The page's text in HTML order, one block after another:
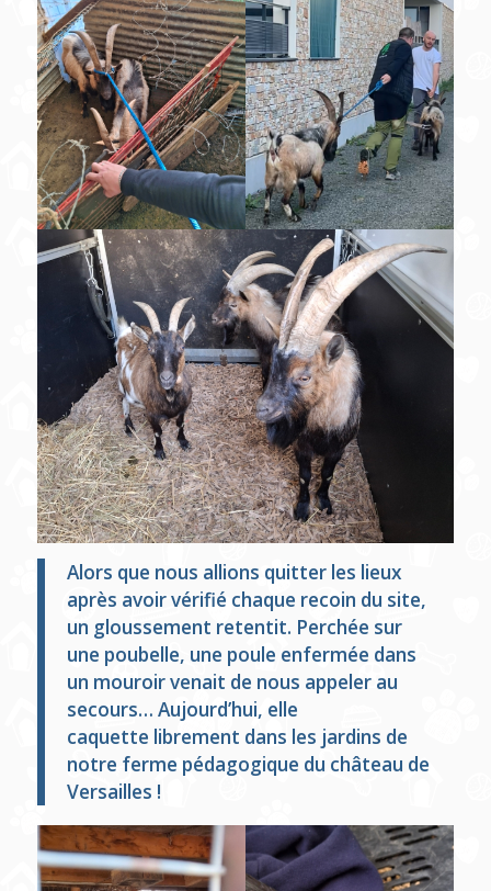
Alors que nous allions quitter les lieux
après avoir vérifié chaque recoin du site,
un gloussement retentit. Perchée sur
une poubelle, une poule enfermée dans
un mouroir venait de nous appeler au
secours… Aujourd’hui, elle
caquette librement dans les jardins de
notre ferme pédagogique du château de
Versailles !